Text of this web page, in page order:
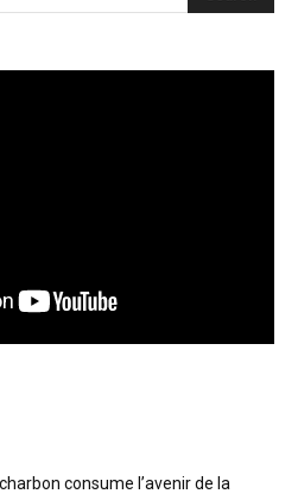
consume l’avenir de la